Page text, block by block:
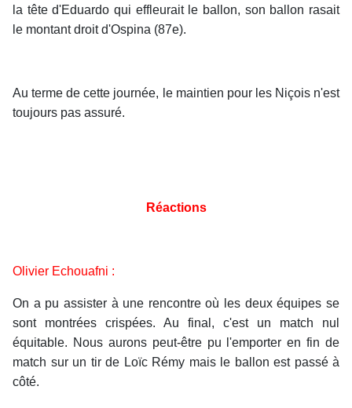
la tête d'Eduardo qui effleurait le ballon, son ballon rasait
le montant droit d'Ospina (87e).
Au terme de cette journée, le maintien pour les Niçois n'est
toujours pas assuré.
Réactions
Olivier Echouafni :
On a pu assister à une rencontre où les deux équipes se
sont montrées crispées. Au final, c'est un match nul
équitable. Nous aurons peut-être pu l'emporter en fin de
match sur un tir de Loïc Rémy mais le ballon est passé à
côté.